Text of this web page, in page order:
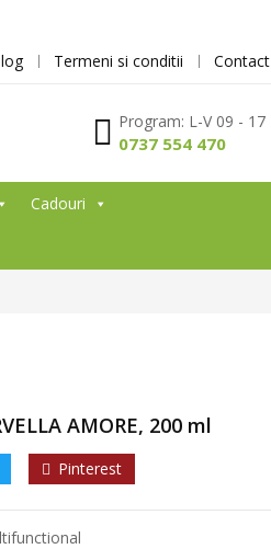
Termeni si conditii Contact
Program: L-V 09 - 17
0737 554 470
Cadouri
AMORE, 200 ml
Pinterest